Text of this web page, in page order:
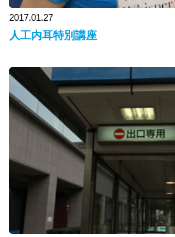
2017.01.27
人工内耳特別講座